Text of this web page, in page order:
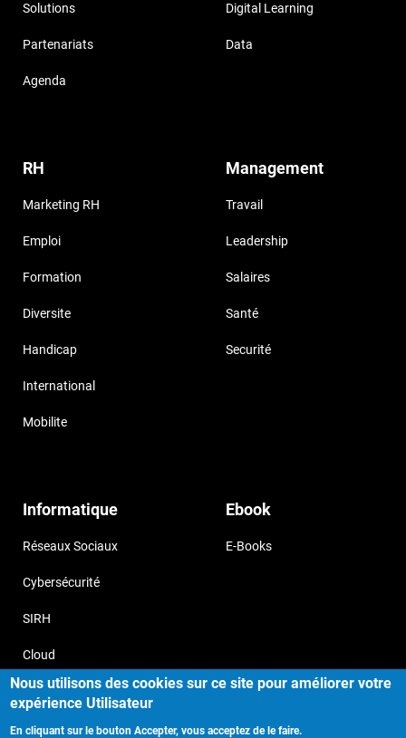
Solutions
Partenariats
Agenda
Digital Learning
Data
RH
Marketing RH
Emploi
Formation
Diversite
Handicap
International
Mobilite
Management
Travail
Leadership
Salaires
Santé
Securité
Informatique
Réseaux Sociaux
Cybersécurité
SIRH
Cloud
Ebook
E-Books
Nous utilisons des cookies sur ce site pour améliorer votre
expérience Utilisateur
En cliquant sur le bouton Accepter, vous acceptez de le faire.